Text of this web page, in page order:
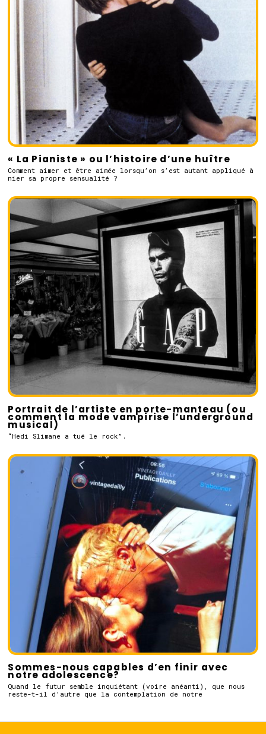
« La Pianiste » ou l’histoire d’une huître
Comment aimer et être aimée lorsqu’on s’est autant appliqué à
nier sa propre sensualité ?
Portrait de l’artiste en porte-manteau (ou
comment la mode vampirise l’underground
musical)
“Hedi Slimane a tué le rock”.
Sommes-nous capables d’en finir avec
notre adolescence?
Quand le futur semble inquiétant (voire anéanti), que nous
reste-t-il d’autre que la contemplation de notre